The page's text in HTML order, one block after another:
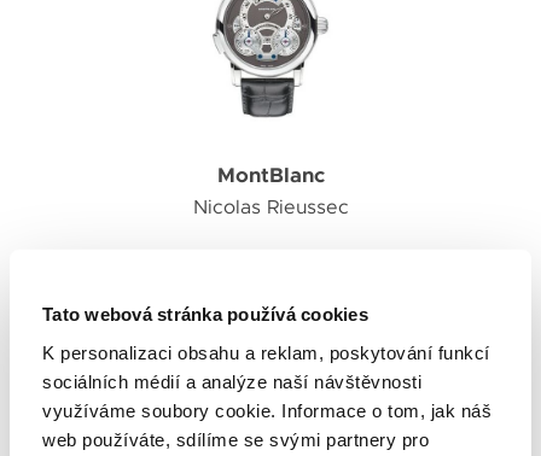
Tato webová stránka používá cookies
K personalizaci obsahu a reklam, poskytování funkcí
sociálních médií a analýze naší návštěvnosti
využíváme soubory cookie. Informace o tom, jak náš
web používáte, sdílíme se svými partnery pro
HOURS
MontBlanc
Nicolas Rieussec
356 200 Kč